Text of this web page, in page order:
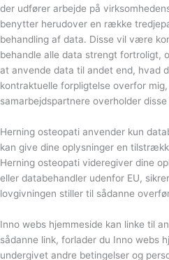
der udfører arbejde på
benytter herudover en række
behandling af data. Disse vil være
behandle alle data strengt fortroligt,
at anvende data til andet end, hvad
kontraktuelle forpligtelse overfor
samarbejdspartnere overholder
Herning osteopati anvender kun
kan give dine oplysninger en
Herning osteopati videregiver dine
eller databehandler udenfor EU,
lovgivningen stiller til sådanne
Inno webs hjemmeside kan linke til
sådanne link, forlader du Inno webs
undergivet andre betingelser og